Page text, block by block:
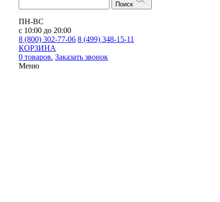
Поиск
ПН-ВС
с 10:00 до 20:00
8 (800) 302-77-06 8 (499) 348-15-11
КОРЗИНА
0 товаров. Заказать звонок
Меню